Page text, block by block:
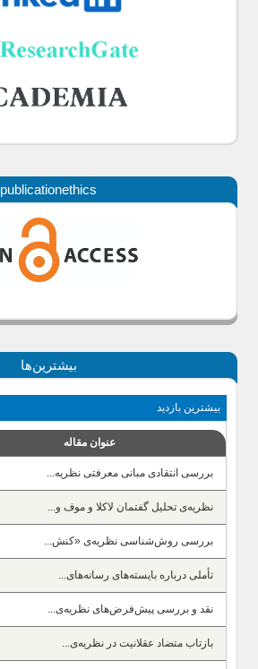
publicationethics
بیشترین‌ها
بیشترین بازدید
عنوان مقاله
بررسی انتقادی مبانی معرفتی نظریه...
نظریه‌ی تحلیل گفتمان لاکلا و موف و...
بررسی روش‌شناسی نظریه‌ی «کنش...
تأملی درباره بایسته‌های رسانه‌های...
نقد و بررسی پیش‌فرض‌های نظریه‌ی...
بازتاب متضاد عقلانیت در نظریه‌ی...